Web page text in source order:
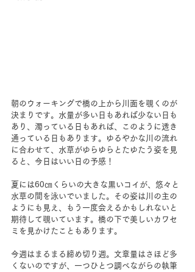
朝のウォーキングで橋の上から川面を覗くのが
決まりです。水量が多い日もあれば少ない日も
あり、濁っている日もあれば、このように透き
通っている日もあります。ゆるやかな川の流れ
に合わせて、水草がゆらゆらとたゆたう姿を見
ると、今日はいい日の予感！
夏には60㎝くらいの大きな黒いコイが、悠々と
水草の間を泳いでいました。その姿は川の主の
ようにも見え、もう一度会えるかもしれないと
期待して覗いています。橋の下で美しいカワセ
ミを見かけたこともあります。
今週はまるまる締め切り週。文章量はさほど多
くないのですが、一つひとつ調べながらの執筆